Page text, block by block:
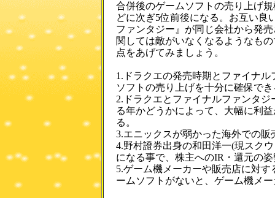
合併後のゲームソフトの売り上げ
どに次ぎ5位前後になる。お互い良
ファンタジー』が同じ会社から発
関しては敵がいなくなるようなも
点をあげてみましょう。
1.ドラクエの発売時期とファイナ
ソフトの売り上げを十分に確保で
2.ドラクエとファイナルファンタ
る年かどうかによって、大幅に利
る。
3.エニックスが弱かった海外での販
4.野村證券出身の和田洋一(現スク
になる事で、株主へのIR・還元の
5.ゲーム機メーカーや販売店に対
ームソフトがないと、ゲーム機メ